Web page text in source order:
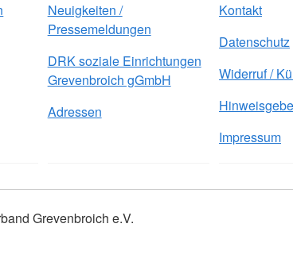
Neuigkeiten /
Pressemeldungen
DRK soziale Einrichtungen
Grevenbroich gGmbH
Adressen
Kontakt
Datenschutz
Widerruf /
Impressum
Grevenbroich e.V.